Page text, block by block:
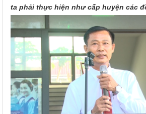
ta phải thực hiện như cấp huyện các